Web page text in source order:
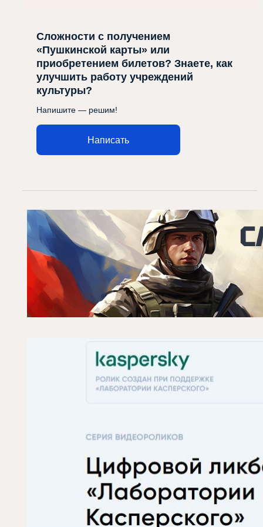
Сложности с получением
«Пушкинской карты» или
приобретением билетов? Знаете, как
улучшить работу учреждений
культуры?
Напишите — решим!
Написать